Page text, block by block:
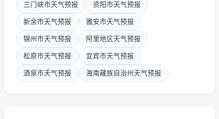
三门峡市天气预报 资阳市天气预报
新余市天气预报 雅安市天气预报
锦州市天气预报 阿里地区天气预报
松原市天气预报 宜宾市天气预报
酒泉市天气预报 海南藏族自治州天气预报